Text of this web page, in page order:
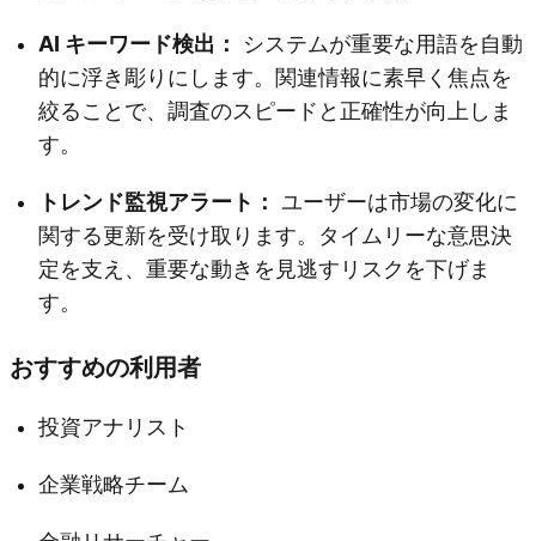
AI キーワード検出：
システムが重要な用語を自動
的に浮き彫りにします。関連情報に素早く焦点を
絞ることで、調査のスピードと正確性が向上しま
す。
トレンド監視アラート： ユーザーは市場の変化に
関する更新を受け取ります。タイムリーな意思決
定を支え、重要な動きを見逃すリスクを下げま
す。
おすすめの利用者
投資アナリスト
企業戦略チーム